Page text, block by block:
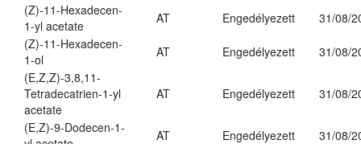
(Z)-11-Hexadecen-
1-yl acetate
AT Engedélyezett
31/08/
(Z)-11-Hexadecen-
1-ol
AT Engedélyezett
31/08/
(E,Z,Z)-3,8,11-
Tetradecatrien-1-yl
acetate
AT Engedélyezett 31/08/
(E,Z)-9-Dodecen-1-
AT Engedélyezett
31/08/